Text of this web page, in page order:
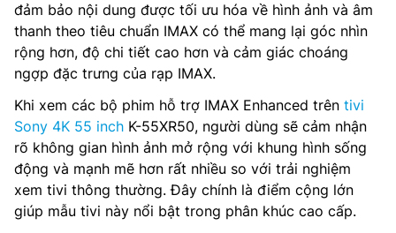
đảm bảo nội dung được tối ưu hóa về hình ảnh và âm
thanh theo tiêu chuẩn IMAX có thể mang lại góc nhìn
rộng hơn, độ chi tiết cao hơn và cảm giác choáng
ngợp đặc trưng của rạp IMAX.
Khi xem các bộ phim hỗ trợ IMAX Enhanced trên tivi
Sony 4K 55 inch K-55XR50, người dùng sẽ cảm nhận
rõ không gian hình ảnh mở rộng với khung hình sống
động và mạnh mẽ hơn rất nhiều so với trải nghiệm
xem tivi thông thường. Đây chính là điểm cộng lớn
giúp mẫu tivi này nổi bật trong phân khúc cao cấp.